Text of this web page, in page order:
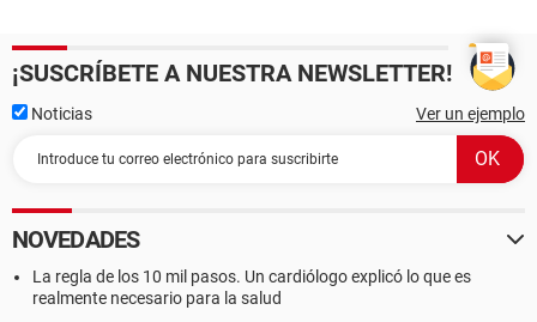
¡SUSCRÍBETE A NUESTRA NEWSLETTER!
Noticias Ver un ejemplo
NOVEDADES
La regla de los 10 mil pasos. Un cardiólogo explicó lo que es
realmente necesario para la salud